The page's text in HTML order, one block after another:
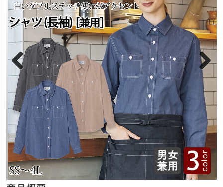
Previous Next